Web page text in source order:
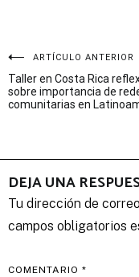
Navegación
de
ARTÍCULO ANTERIOR
Taller en Costa Rica
sobre importancia de
comunitarias en
DEJA UNA
Tu dirección de
campos obligatorios
COMENTARIO *